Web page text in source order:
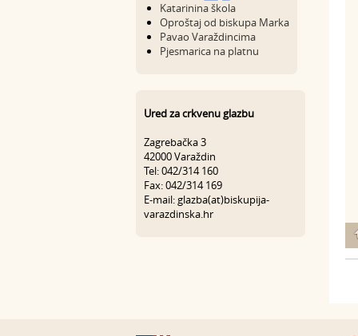
Katarinina škola
Oproštaj od biskupa Marka
Pavao Varaždincima
Pjesmarica na platnu
Ured za crkvenu glazbu
Zagrebačka 3
42000 Varaždin
Tel: 042/314 160
Fax: 042/314 169
E-mail: glazba(at)biskupija-
varazdinska.hr